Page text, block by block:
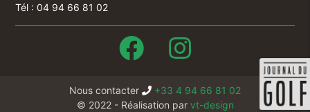
Tél : 04 94 66 81 02
Nous contacter
+33 4 94 66 81 02
© 2022 - Réalisation par vt-design